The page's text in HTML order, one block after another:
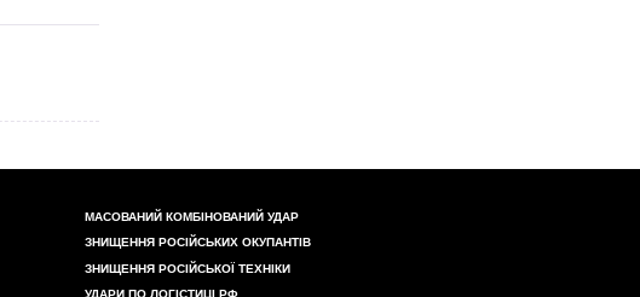
МАСОВАНИЙ КОМБІНОВАНИЙ УДАР
ЗНИЩЕННЯ РОСІЙСЬКИХ ОКУПАНТІВ
ЗНИЩЕННЯ РОСІЙСЬКОЇ ТЕХНІКИ
УДАРИ ПО ЛОГІСТИЦІ РФ